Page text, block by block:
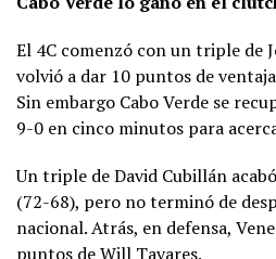
El 4C comenzó con un triple de
volvió a dar 10 puntos de
Sin embargo Cabo Verde se
9-0 en cinco minutos para
Un triple de David Cubillán
(72-68), pero no terminó de
nacional. Atrás, en defensa,
puntos de Will Tavares.